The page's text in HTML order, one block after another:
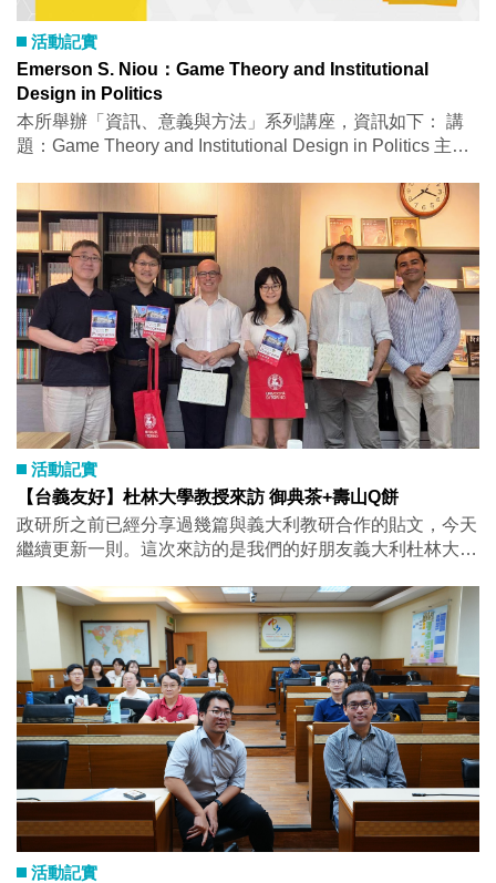
也安排評選活動，由主持與發表學者共同擔任評審，各組選
出三名優秀作品，並頒發獎金鼓勵同學持續深耕研究。 從
研究發想到成果展示，大家不只是在「做報告」，更是在把
自己的研究理念真正說給別人聽。看到同學們在海報前自信
分享、互相交流，也讓整場工作坊充滿滿滿學術能量 中山
政研，持續用研究連結世界、用對話激盪觀點！
活動記實
Emerson S. Niou：Game Theory and Institutional
Design in Politics
本所舉辦「資訊、意義與方法」系列講座，資訊如下： 講
題：Game Theory and Institutional Design in Politics 主講
14:00-16:00 地點：政治所演講廳（社SS 3010-2） 語言：
雙語 活動亮點： This talk surveys my research applying
game theory to political institutions and strategic behavior.
Drawing on work in social choice, electoral systems,
international relations, and constitutional design, I illustrate
how formal models clarify puzzles in voting, collective
action, and crisis bargaining. Through examples such as
strategic voting under plurality and runoff rules,
nonseparable preferences and divided government, and
deterrence in international security, I show how theoretical
insights can inform institutional design and policy debates.
活動記實
【台義友好】杜林大學教授來訪 御典茶+壽山Q餅
政研所之前已經分享過幾篇與義大利教研合作的貼文，今天
繼續更新一則。這次來訪的是我們的好朋友義大利杜林大學
Gherardini教授，並由在我們所客座研究的Ruben帶他們遊
高雄。 這次交流聚焦在雙邊學生交換的機會與挑戰。我們
特別討論了學生在異鄉的實際生活經驗，希望透過彼此經驗
的分享，能夠把交流計畫做得更周到，讓台義之間的高教合
作走得更穩、更長。 說到出國交換，或許聽起來是件「浪
漫」的體驗，但實際上也伴隨不少需要重新適應的地方。不
同的文化、社會節奏與學習方式，都會帶來挑戰。例如義大
利官僚效率不比台灣，大學的課程安排，課堂時間相對集
中，聽說在杜林大學大約只有9週，其他時間則高度仰賴自
主規劃，包含閱讀、準備考試、實習、旅行、社交，甚至打
工與人生思考（還有AI幫不上忙的期末口試這種需要心理素
質的關卡）。 另外一個文化差異是考試制度。在義大利，
活動記實